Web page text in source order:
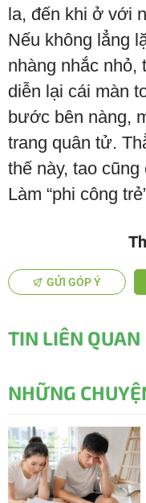
la, đến khi ở với
Nếu không lẳng
nhàng nhắc nhỏ,
diễn lại cái màn
bước bên nàng,
trang quân tử.
thế này, tao cũng
Làm “phi công
GỬI GÓP Ý
TIN LIÊN QUAN
NHỮNG